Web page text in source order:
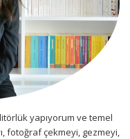
yapıyorum ve temel
fotoğraf çekmeyi, gezmeyi,